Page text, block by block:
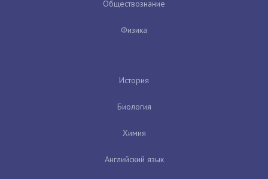
Обществознание
Физика
История
Биология
Химия
Английский язык